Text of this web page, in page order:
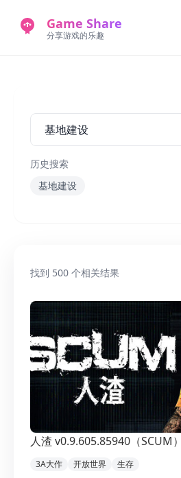
Game Share
分享游戏的乐趣
新版游戏站
历史搜索
基地建设
找到 500 个相关结果
人渣 v0.9.605.85940（SCUM
3A大作 开放世界
生存